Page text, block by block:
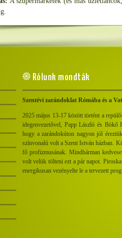
Rólunk mondták
Szentévi zarándoklat Rómába és a
2025 május 13-17 között történt a
idegenvezetővel, Papp László és Bökő
hogy a zarándokúton nagyon jól
színvonalú volt a Szent István házban.
fő profizmusának. Mindhárman
volt velük tölteni ezt a pár napot. Piroska
energikusan vezényelte le a tervezett